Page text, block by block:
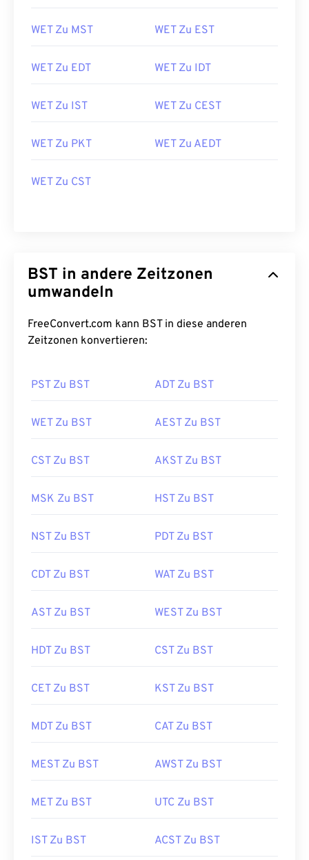
WET Zu MST WET Zu EST
WET Zu EDT WET Zu IDT
WET Zu IST WET Zu CEST
WET Zu PKT WET Zu AEDT
WET Zu CST
BST in andere Zeitzonen
umwandeln
FreeConvert.com kann BST in diese anderen
Zeitzonen konvertieren:
PST Zu BST ADT Zu BST
WET Zu BST AEST Zu BST
CST Zu BST AKST Zu BST
MSK Zu BST HST Zu BST
NST Zu BST PDT Zu BST
CDT Zu BST WAT Zu BST
AST Zu BST WEST Zu BST
HDT Zu BST CST Zu BST
CET Zu BST KST Zu BST
MDT Zu BST CAT Zu BST
MEST Zu BST AWST Zu BST
MET Zu BST UTC Zu BST
IST Zu BST ACST Zu BST